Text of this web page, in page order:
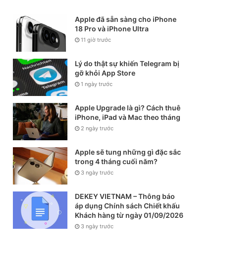
Apple đã sẵn sàng cho iPhone
18 Pro và iPhone Ultra
11 giờ trước
Lý do thật sự khiến Telegram bị
gỡ khỏi App Store
1 ngày trước
Apple Upgrade là gì? Cách thuê
iPhone, iPad và Mac theo tháng
2 ngày trước
Apple sẽ tung những gì đặc sắc
trong 4 tháng cuối năm?
3 ngày trước
DEKEY VIETNAM – Thông báo
áp dụng Chính sách Chiết khấu
Khách hàng từ ngày 01/09/2026
3 ngày trước